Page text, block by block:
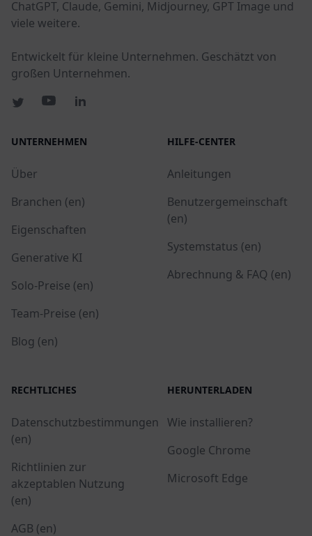
ChatGPT, Claude, Gemini, Midjourney, GPT Image und
viele weitere.
Entwickelt für kleine Unternehmen. Geschätzt von
großen Unternehmen.
UNTERNEHMEN
Über
Branchen (en)
Eigenschaften
Generative KI
Solo-Preise (en)
Team-Preise (en)
Blog (en)
HILFE-CENTER
Anleitungen
Benutzergemeinschaft
(en)
Systemstatus (en)
Abrechnung & FAQ (en)
RECHTLICHES
Datenschutzbestimmungen
(en)
Richtlinien zur
akzeptablen Nutzung
(en)
AGB (en)
HERUNTERLADEN
Wie installieren?
Google Chrome
Microsoft Edge